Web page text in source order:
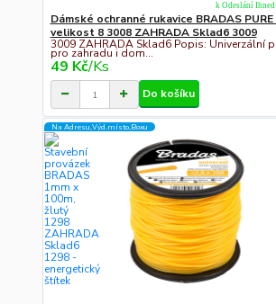
Dámské ochranné rukavice BRADAS PURE
velikost 8 3008 ZAHRADA Sklad6 3009
3009 ZAHRADA Sklad6 Popis: Univerzální
pro zahradu i dom...
49 Kč/Ks
k Odeslání
Do košíku
Na Adresu,Výd.místo,Boxu